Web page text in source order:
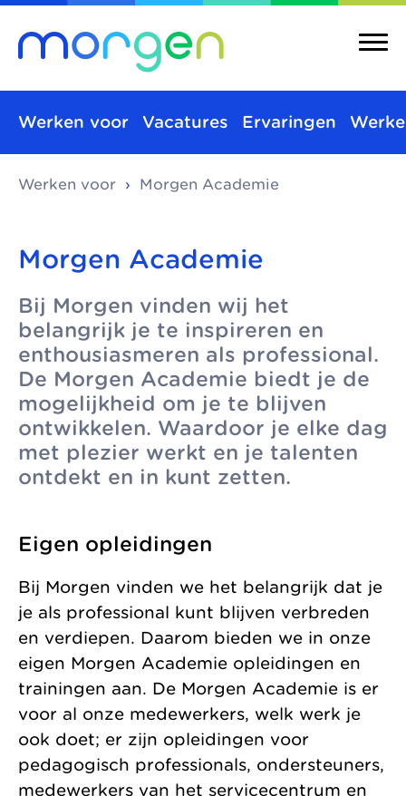
Morgen is de
koepel van
toonaangevende
kinderopvang-
organisaties in Den
Haag, Rijswijk en
Delft. We werken
zonder
winstoogmerk,
voor de wereld van
Over ons
kinderopvang
Pedagogische
visie
Gezonde
Kinderopvang
Samenwerkingen
Morgen bestaat uit
verschillende
kinderopvangmerken
en kindcentra, die
samen alle vormen
van kinderopvang
aanbieden.
Allemaal vanuit
één gedeelde visie.
Merken
Integrale
kindcentra
Meer Morgen
Werken voor Vacatures Ervaringen
Werken voor › Morgen Academie
Morgen Academie
Bij Morgen vinden wij het
belangrijk je te inspireren en
enthousiasmeren als professional.
De Morgen Academie biedt je de
mogelijkheid om je te blijven
ontwikkelen. Waardoor je elke dag
met plezier werkt en je talenten
ontdekt en in kunt zetten.
Eigen opleidingen
Bij Morgen vinden we het belangrijk dat je
je als professional kunt blijven verbreden
en verdiepen. Daarom bieden we in onze
eigen Morgen Academie opleidingen en
trainingen aan. De Morgen Academie is er
voor al onze medewerkers, welk werk je
ook doet; er zijn opleidingen voor
pedagogisch professionals, ondersteuners,
medewerkers van het servicecentrum en